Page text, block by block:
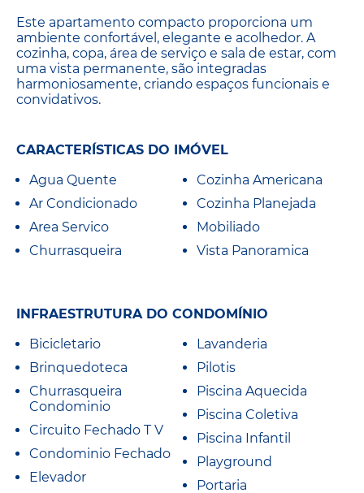
Este apartamento compacto proporciona um
ambiente confortável, elegante e acolhedor. A
cozinha, copa, área de serviço e sala de estar, com
uma vista permanente, são integradas
harmoniosamente, criando espaços funcionais e
convidativos.
CARACTERÍSTICAS DO IMÓVEL
Agua Quente
Ar Condicionado
Area Servico
Churrasqueira
Cozinha Americana
Cozinha Planejada
Mobiliado
Vista Panoramica
INFRAESTRUTURA DO CONDOMÍNIO
Bicicletario
Brinquedoteca
Churrasqueira
Condominio
Circuito Fechado T V
Condominio Fechado
Elevador
Lavanderia
Pilotis
Piscina Aquecida
Piscina Coletiva
Piscina Infantil
Playground
Portaria